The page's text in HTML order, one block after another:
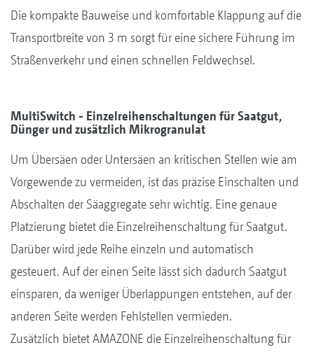
Die kompakte Bauweise und komfortable Klappung auf die
Transportbreite von 3 m sorgt für eine sichere Führung im
Straßenverkehr und einen schnellen Feldwechsel.
MultiSwitch - Einzelreihenschaltungen für Saatgut,
Dünger und zusätzlich Mikrogranulat
Um Übersäen oder Untersäen an kritischen Stellen wie am
Vorgewende zu vermeiden, ist das präzise Einschalten und
Abschalten der Säaggregate sehr wichtig. Eine genaue
Platzierung bietet die Einzelreihenschaltung für Saatgut.
Darüber wird jede Reihe einzeln und automatisch
gesteuert. Auf der einen Seite lässt sich dadurch Saatgut
einsparen, da weniger Überlappungen entstehen, auf der
anderen Seite werden Fehlstellen vermieden.
Zusätzlich bietet AMAZONE die Einzelreihenschaltung für